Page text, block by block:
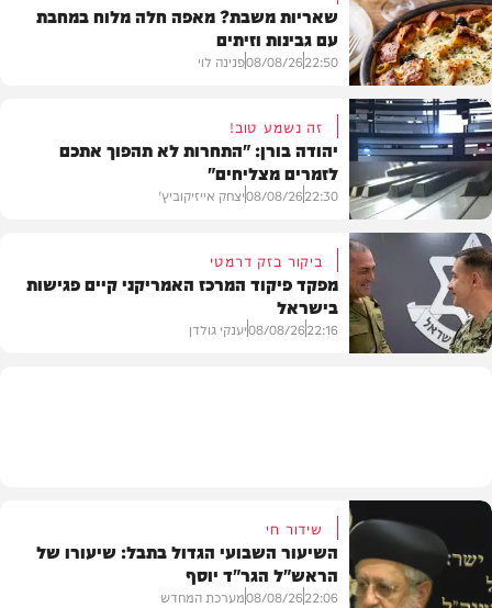
מתכונים
שאריות משבת? מאפה חלה מלוח במחבת
עם גבינות וזיתים
22:50
08/08/26פנינה לוי
חדשות
זה נשמע טוב!
יהודה בורן: "התחרות לא תהפוך אתכם
לזמרים מצליחים"
22:30
08/08/26יצחק אייזיקוביץ'
ביקור בזק דרמטי
מפקד פיקוד המרכז האמריקני קיים פגישות
בישראל
22:16
08/08/26יענקי גולדן
שידור חי
השיעור השבועי הגדול בתבל: שיעורו של
הראש"ל הגר"ד יוסף
22:06
08/08/26מערכת המחדש